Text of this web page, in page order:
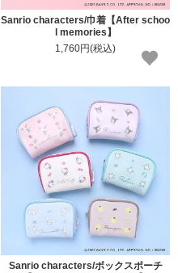
Sanrio characters/巾着【After schoo
l memories】
1,760円(税込)
Sanrio characters/ボックスポーチ